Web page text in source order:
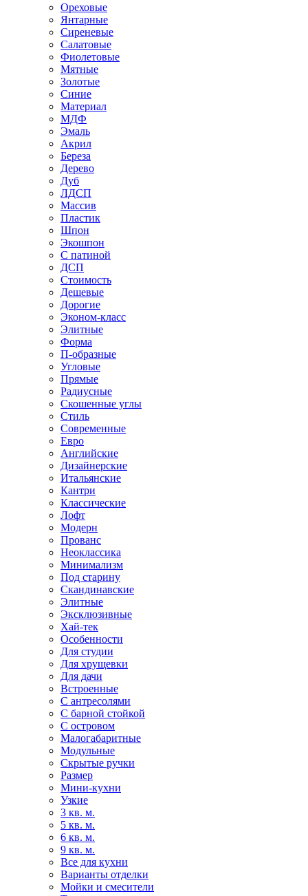
Ореховые
Янтарные
Сиреневые
Салатовые
Фиолетовые
Мятные
Золотые
Синие
Материал
МДФ
Эмаль
Акрил
Береза
Дерево
Дуб
ЛДСП
Массив
Пластик
Шпон
Экошпон
С патиной
ДСП
Стоимость
Дешевые
Дорогие
Эконом-класс
Элитные
Форма
П-образные
Угловые
Прямые
Радиусные
Скошенные углы
Стиль
Современные
Евро
Английские
Дизайнерские
Итальянские
Кантри
Классические
Лофт
Модерн
Прованс
Неоклассика
Минимализм
Под старину
Скандинавские
Элитные
Эксклюзивные
Хай-тек
Особенности
Для студии
Для хрущевки
Для дачи
Встроенные
С антресолями
С барной стойкой
С островом
Малогабаритные
Модульные
Скрытые ручки
Размер
Мини-кухни
Узкие
3 кв. м.
5 кв. м.
6 кв. м.
9 кв. м.
Все для кухни
Варианты отделки
Мойки и смесители